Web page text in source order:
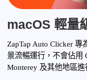
macOS 輕量
ZapTap Auto Clicker
景流暢運行，不會佔用
Monterey 及其他地區進